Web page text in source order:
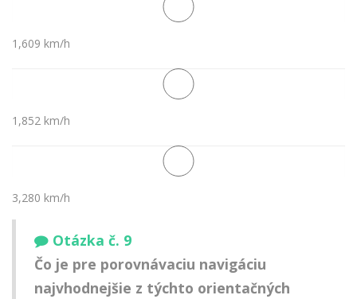
1,609 km/h
1,852 km/h
3,280 km/h
Otázka č. 9
Čo je pre porovnávaciu navigáciu
najvhodnejšie z týchto orientačných